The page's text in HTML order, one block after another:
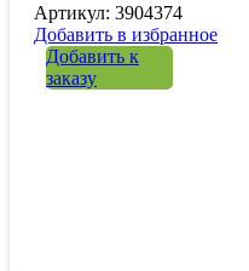
Артикул: 3904374
Добавить в избранное
Добавить к
заказу